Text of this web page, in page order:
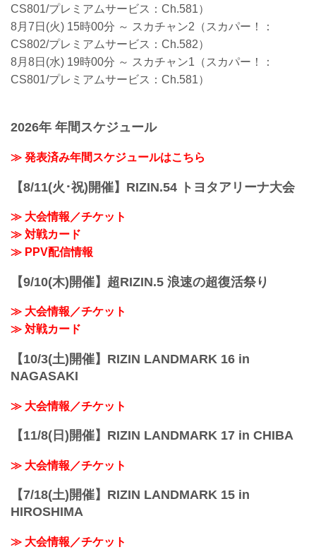
CS801/プレミアムサービス：Ch.581）
8月7日(火) 15時00分 ～ スカチャン2（スカパー！：
CS802/プレミアムサービス：Ch.582）
8月8日(水) 19時00分 ～ スカチャン1（スカパー！：
CS801/プレミアムサービス：Ch.581）
2026年 年間スケジュール
≫ 発表済み年間スケジュールはこちら
【8/11(火･祝)開催】RIZIN.54 トヨタアリーナ大会
≫ 大会情報／チケット
≫ 対戦カード
≫ PPV配信情報
【9/10(木)開催】超RIZIN.5 浪速の超復活祭り
≫ 大会情報／チケット
≫ 対戦カード
【10/3(土)開催】RIZIN LANDMARK 16 in
NAGASAKI
≫ 大会情報／チケット
【11/8(日)開催】RIZIN LANDMARK 17 in CHIBA
≫ 大会情報／チケット
【7/18(土)開催】RIZIN LANDMARK 15 in
HIROSHIMA
≫ 大会情報／チケット